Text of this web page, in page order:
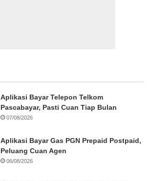
Aplikasi Bayar Telepon Telkom
Pascabayar, Pasti Cuan Tiap Bulan
07/08/2026
Aplikasi Bayar Gas PGN Prepaid Postpaid,
Peluang Cuan Agen
06/08/2026